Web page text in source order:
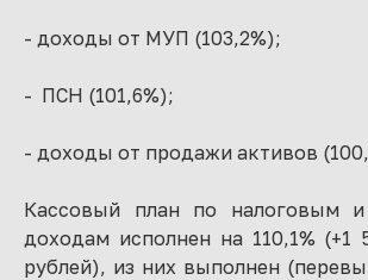
- доходы от МУП (103,2%);
- ПСН (101,6%);
- доходы от продажи активов
Кассовый план по налоговым и
доходам исполнен на 110,1% (+1
рублей), из них выполнен